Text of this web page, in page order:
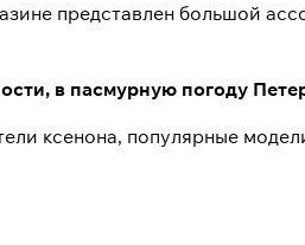
представлен большой
в пасмурную погоду
ксенона, популярные